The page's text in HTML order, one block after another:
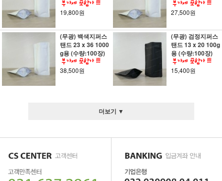
19,800원 27,500원
(무광) 백색지퍼스
탠드 23 x 36 1000
g용 (수량:100장)
38,500원
(무광) 검정지퍼스
탠드 13 x 20 100g
용 (수량:100장)
15,400원
더보기 ▼